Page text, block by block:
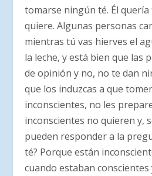
tomarse ningún té. Él
quiere. Algunas personas
mientras tú vas hierves el
la leche, y está bien que las
de opinión y no, no te dan
que los induzcas a que
inconscientes, no les
inconscientes no quieren y,
pueden responder a la
té? Porque están
cuando estaban